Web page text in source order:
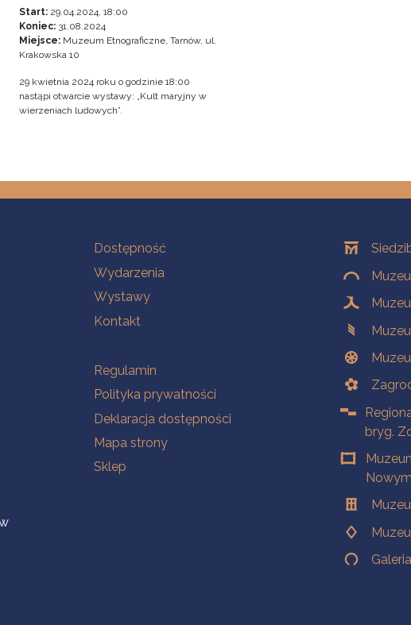
Start: 29.04.2024, 18:00
Koniec: 31.08.2024
Miejsce: Muzeum Etnograficzne, Tarnów, ul.
Krakowska 10
29 kwietnia 2024 roku o godzinie 18:00
nastąpi otwarcie wystawy: „Kult maryjny w
wierzeniach ludowych”.
Na skróty
Dostępność
Wydarzenia
Wystawy
Kontakt
Na skróty
Regulamin
Polityka prywatności
Deklaracja dostępności
Mapa strony
Sklep
Oddziały
bryg.